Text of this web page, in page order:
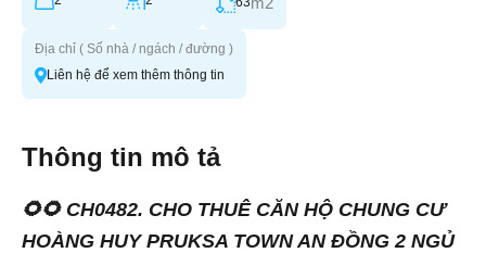
Địa chỉ ( Số nhà / ngách / đường )
Liên hệ để xem thêm thông tin
Thông tin mô tả
🌻🌻 CH0482. CHO THUÊ CĂN HỘ CHUNG CƯ
HOÀNG HUY PRUKSA TOWN AN ĐỒNG 2 NGỦ